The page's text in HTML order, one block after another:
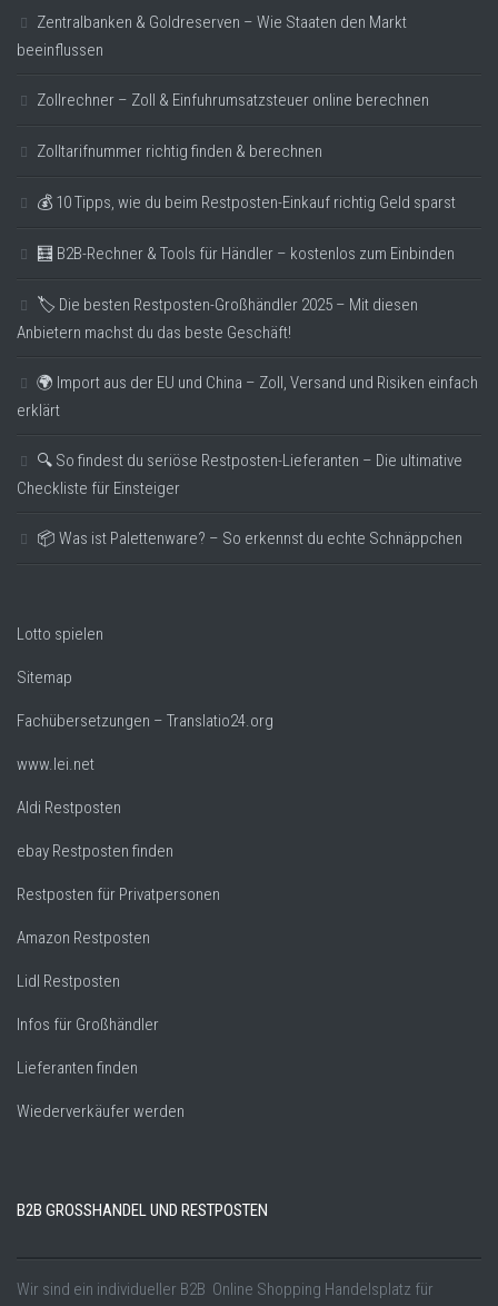
Zentralbanken & Goldreserven – Wie Staaten den Markt
beeinflussen
Zollrechner – Zoll & Einfuhrumsatzsteuer online berechnen
Zolltarifnummer richtig finden & berechnen
💰 10 Tipps, wie du beim Restposten-Einkauf richtig Geld sparst
🧮 B2B-Rechner & Tools für Händler – kostenlos zum Einbinden
🏷️ Die besten Restposten-Großhändler 2025 – Mit diesen
Anbietern machst du das beste Geschäft!
🌍 Import aus der EU und China – Zoll, Versand und Risiken einfach
erklärt
🔍 So findest du seriöse Restposten-Lieferanten – Die ultimative
Checkliste für Einsteiger
📦 Was ist Palettenware? – So erkennst du echte Schnäppchen
Lotto spielen
Sitemap
Fachübersetzungen – Translatio24.org
www.lei.net
Aldi Restposten
ebay Restposten finden
Restposten für Privatpersonen
Amazon Restposten
Lidl Restposten
Infos für Großhändler
Lieferanten finden
Wiederverkäufer werden
B2B GROSSHANDEL UND RESTPOSTEN
Wir sind ein individueller B2B Online Shopping Handelsplatz für